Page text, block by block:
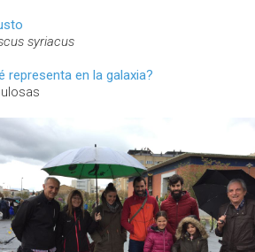
syriacus
representa en la galaxia?